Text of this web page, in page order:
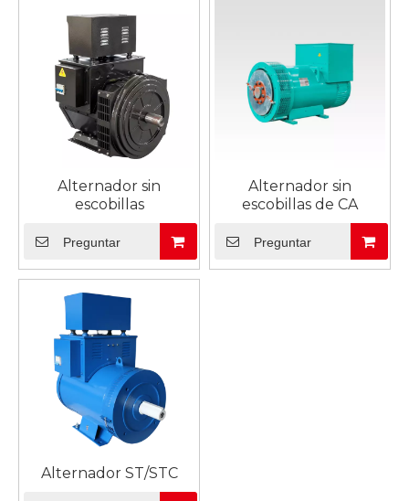
Alternador sin
escobillas
Preguntar
Alternador sin
escobillas de CA
Preguntar
Alternador ST/STC